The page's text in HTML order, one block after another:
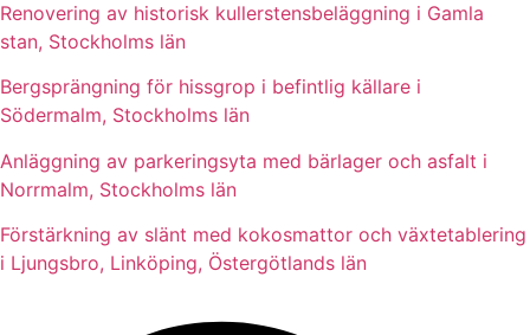
Renovering av historisk kullerstensbeläggning i Gamla
stan, Stockholms län
Bergsprängning för hissgrop i befintlig källare i
Södermalm, Stockholms län
Anläggning av parkeringsyta med bärlager och asfalt i
Norrmalm, Stockholms län
Förstärkning av slänt med kokosmattor och växtetablering
i Ljungsbro, Linköping, Östergötlands län